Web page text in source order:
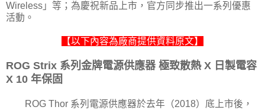
Wireless」等；為慶祝新品上市，官方同步推出一系列優惠
活動。
【以下內容為廠商提供資料原文】
ROG Strix 系列金牌電源供應器 極致散熱 X 日製電容
X 10 年保固
ROG Thor 系列電源供應器於去年（2018）底上市後，